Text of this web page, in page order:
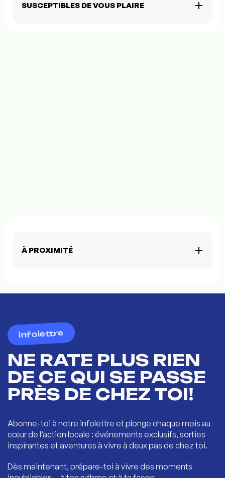
SUSCEPTIBLES DE VOUS PLAIRE
À PROXIMITÉ
infolettre
NE RATE PLUS RIEN
DE CE QUI SE PASSE
PRÈS DE CHEZ TOI!
Abonne-toi à notre infolettre et plonge chaque mois au
cœur de l’action locale : événements exclusifs, sorties
inspirantes et aventures à vivre à deux pas de chez toi.
Dès maintenant, prépare-toi à vivre des moments